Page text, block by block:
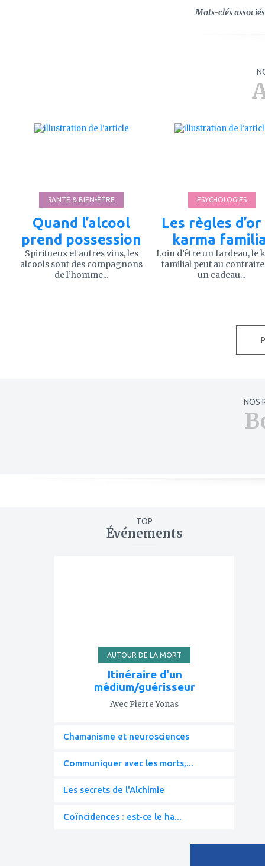
Mots-clés
SANTÉ & BIEN-ÊTRE
Quand l’alcool
prend possession
Spiritueux et autres vins, les
alcools sont des compagnons
de l’homme...
PSYCHOLOGIES
Les règles d’or
karma
Loin d’être un fardeau, le
familial peut au
un cadeau...
NOS
TOP
Événements
AUTOUR DE LA MORT
Itinéraire d'un
médium/guérisseur
Avec Pierre Yonas
Chamanisme et neurosciences
Communiquer avec les morts,...
Les secrets de l'Alchimie
Coïncidences : est-ce le ha...